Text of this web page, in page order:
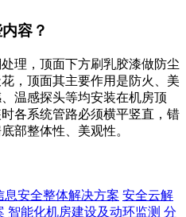
容？
理，顶面下方刷乳胶漆做防尘
，顶面其主要作用是防火、美
温感探头等均安装在机房顶
各系统管路必须横平竖直，错
部整体性、美观性。
息安全整体解决方案 安全云解
智能化机房建设及动环监测 分